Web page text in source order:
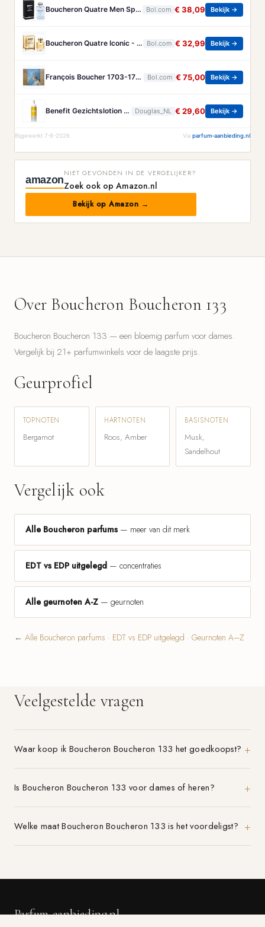
Boucheron Quatre Men Spray - 100 ml - Eau De Toilette Bol.com € 38,09 Bekijk →
Boucheron Quatre Iconic - 50 ml - eau de parfum spray - damesparfum Bol.com € 32,99 Bekijk →
François Boucher 1703-1770 - Brandt, Christa Bol.com € 75,00 Bekijk →
Benefit Gezichtslotion The POREfessional Gezichtstoner Unisex 133ml Douglas_NL € 29,60 Bekijk →
Bijgewerkt 7-8-2026 Via parfum-aanbieding.nl
amazon
NIET GEVONDEN IN DE VERGELIJKER?
Zoek ook op Amazon.nl
Bekijk op Amazon →
Over Boucheron Boucheron 133
Boucheron Boucheron 133 — een bloemig parfum voor dames.
Vergelijk bij 21+ parfumwinkels voor de laagste prijs.
Geurprofiel
TOPNOTEN
Bergamot
HARTNOTEN
Roos, Amber
BASISNOTEN
Musk,
Sandelhout
Vergelijk ook
Alle Boucheron parfums — meer van dit merk
EDT vs EDP uitgelegd — concentraties
Alle geurnoten A-Z — geurnoten
← Alle Boucheron parfums · EDT vs EDP uitgelegd · Geurnoten A–Z
Veelgestelde vragen
Waar koop ik Boucheron Boucheron 133 het goedkoopst?
Is Boucheron Boucheron 133 voor dames of heren?
Welke maat Boucheron Boucheron 133 is het voordeligst?
Parfum-aanbieding.nl